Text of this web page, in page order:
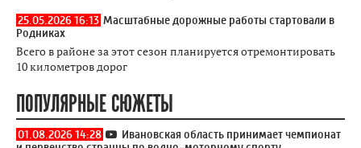
25.05.2026 16:13 Масштабные дорожные работы стартовали в
Родниках
Всего в районе за этот сезон планируется отремонтировать
10 километров дорог
ПОПУЛЯРНЫЕ СЮЖЕТЫ
01.08.2026 14:28
Ивановская область принимает чемпионат